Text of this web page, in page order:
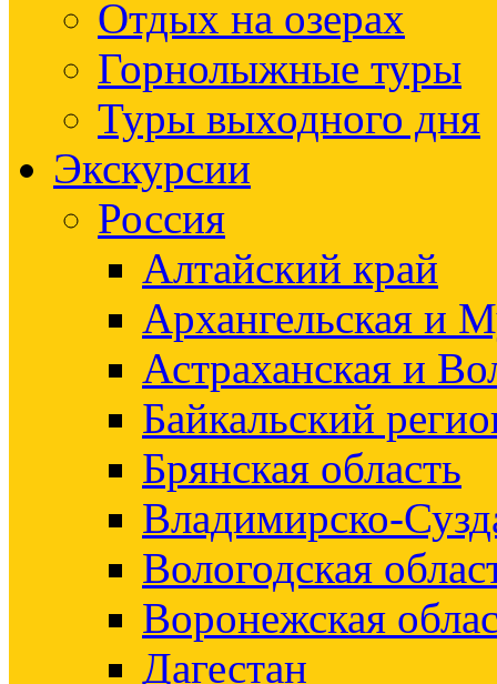
Отдых на озерах
Горнолыжные туры
Туры выходного дня
Экскурсии
Россия
Алтайский край
Архангельская и
Астраханская и
Байкальский
Брянская область
Владимирско-
Вологодская
Воронежская
Дагестан